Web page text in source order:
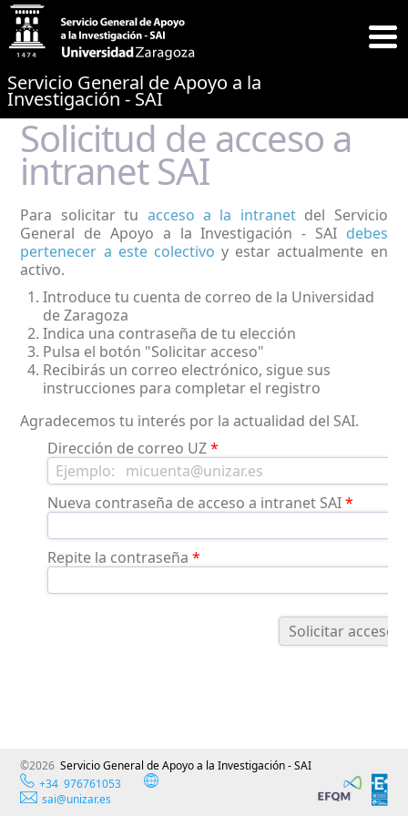
Servicio General de Apoyo a la
Investigación - SAI
Solicitud de acceso a
intranet SAI
Para solicitar tu acceso a la intranetdel Servicio
General de Apoyo a la Investigación - SAI debes
pertenecer a este colectivo y estar actualmente en
activo.
Introduce tu cuenta de correo de la Universidad
de Zaragoza
Indica una contraseña de tu elección
Pulsa el botón "Solicitar acceso"
Recibirás un correo electrónico, sigue sus
instrucciones para completar el registro
Agradecemos tu interés por la actualidad del SAI.
Dirección de correo UZ*
Nueva contraseña de acceso a intranet SAI*
Repite la contraseña *
©2026Servicio General de Apoyo a la Investigación - SAI
+34 976761053
sai@unizar.es